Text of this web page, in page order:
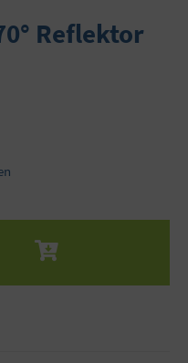
Reflektor
gewünschten Wert